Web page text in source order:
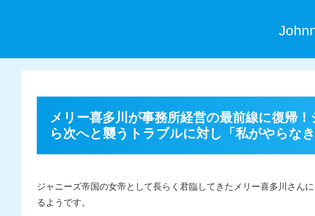
メリー喜多川が事務所経営の最前線に復帰
ら次へと襲うトラブルに対し「私がやらなき
ジャニーズ帝国の女帝として長らく君臨してきたメリー喜多川さん
るようです。